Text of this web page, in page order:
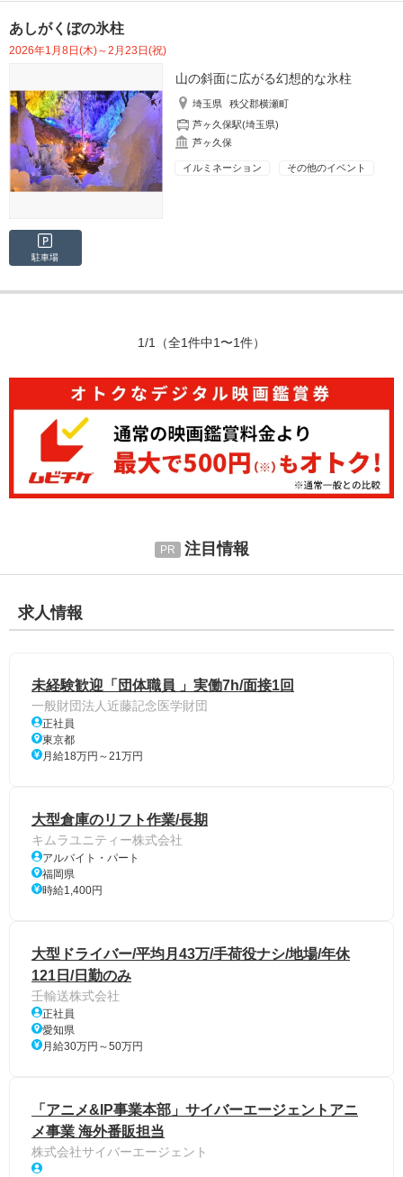
あしがくぼの氷柱
2026年1月8日(木)～2月23日(祝)
山の斜面に広がる幻想的な氷柱
埼玉県
秩父郡横瀬町
芦ヶ久保駅(埼玉県)
芦ヶ久保
イルミネーション その他のイベント
駐車場
1/1 （全1件中1〜1件）
注目情報
求人情報
未経験歓迎「団体職員 」実働7h/面接1回
一般財団法人近藤記念医学財団
正社員
東京都
月給18万円～21万円
大型倉庫のリフト作業/長期
キムラユニティー株式会社
アルバイト・パート
福岡県
時給1,400円
大型ドライバー/平均月43万/手荷役ナシ/地場/年休
121日/日勤のみ
壬輸送株式会社
正社員
愛知県
月給30万円～50万円
「アニメ&IP事業本部」サイバーエージェントアニ
メ事業 海外番販担当
株式会社サイバーエージェント